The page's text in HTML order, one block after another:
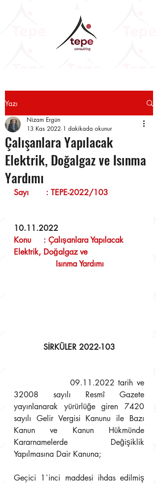
Yazı
Çalışanlara Yapılacak
Elektrik, Doğalgaz ve Isınma
Yardımı
Nizam Ergün
13 Kas 2022 1 dakikada okunur
Sayı       : TEPE-2022/103
10.11.2022
Konu : Çalışanlara Yapılacak
Elektrik, Doğalgaz ve
                 Isınma Yardımı
SİRKÜLER 2022-103
09.11.2022 tarih ve
32008 sayılı Resmî Gazete
yayınlanarak yürürlüğe giren 7420
sayılı Gelir Vergisi Kanunu ile Bazı
Kanun ve Kanun Hükmünde
Kararnamelerde Değişiklik
Yapılmasına Dair Kanuna;
Geçici 1`inci maddesi ihdas edilmiş